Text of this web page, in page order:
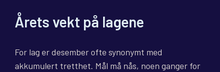
Årets vekt på lagene
For lag er desember ofte synonymt med
akkumulert tretthet. Mål må nås, noen ganger for